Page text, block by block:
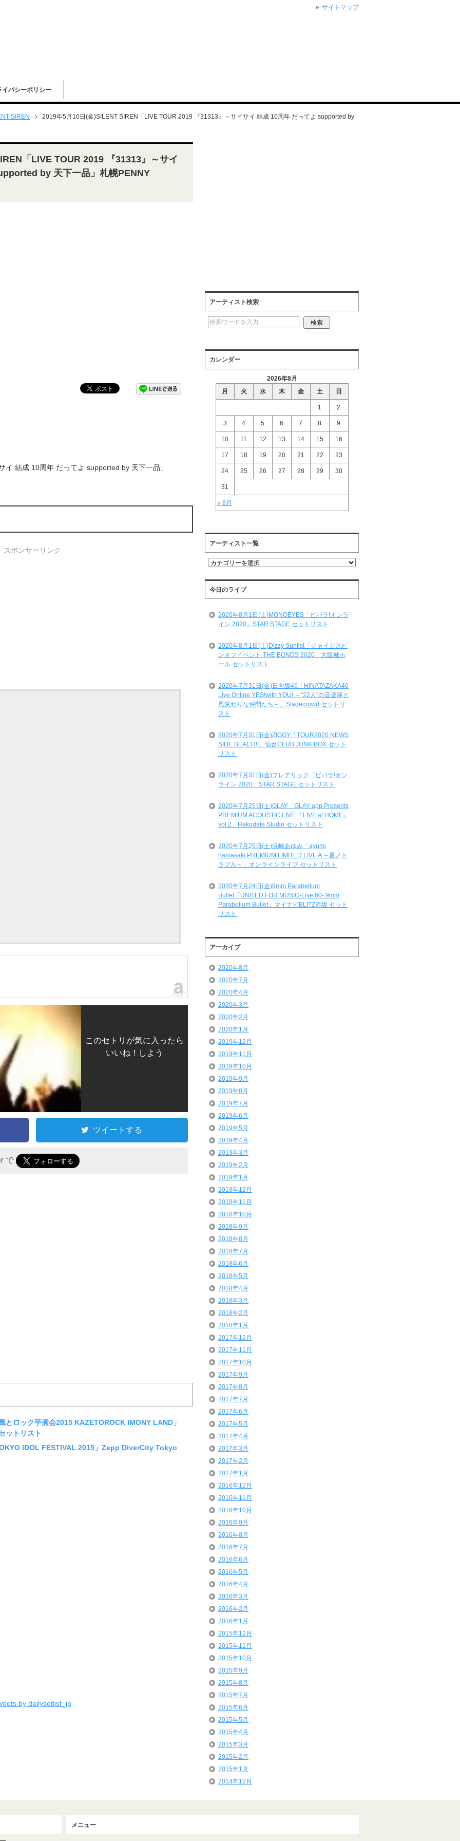
イバシーポリシー
SIREN
2019年5月10日(金)SILENT SIREN「LIVE TOUR 2019 『31313』～サイサイ 結成 10周年 だってよ supported by
「LIVE TOUR 2019 『31313』～サイ
by 天下一品」札幌PENNY
イ 結成 10周年 だってよ supported by 天下一品」
スポンサーリンク
このセトリが気に入ったら
いいね！しよう
ツイートする
で
ロック芋煮会2015 KAZETOROCK IMONY LAND」
ットリスト
IDOL FESTIVAL 2015」Zepp DiverCity Tokyo
by dailysetlist_jp
アーティスト検索
カレンダー
2026年8月
月
火 水 木 金 土 日
« 8月
1 2
3 4 5 6 7 8 9
10 11 12 13 14 15 16
17 18 19 20 21 22 23
24 25 26 27 28 29 30
31
アーティスト一覧
ア
テ
ィ
ス
一
今日のライブ
2020年8月1日(土)MONOEYES「ビバラ!オンラ
イン 2020」STAR STAGE セットリスト
2020年8月1日(土)Dizzy Sunfist「ジャイガスピ
ンオフイベント THE BONDS 2020」大阪城ホ
ール セットリスト
2020年7月31日(金)日向坂46「HINATAZAKA46
Live Online,YES!with YOU! ～”22人”の音楽隊と
風変わりな仲間たち～」Stagecrowd セットリ
スト
2020年7月31日(金)ZIGGY「TOUR2020 NEWS
SIDE BEACH!!」仙台CLUB JUNK BOX セット
リスト
2020年7月31日(金)フレデリック「ビバラ!オン
ライン 2020」STAR STAGE セットリスト
2020年7月25日(土)GLAY「GLAY app Presents
PREMIUM ACOUSTIC LIVE 『LIVE at HOME』
vol.2」Hakodate Studio セットリスト
2020年7月25日(土)浜崎あゆみ「ayumi
hamasaki PREMIUM LIMITED LIVE A ～夏ノト
ラブル～」オンラインライブ セットリスト
2020年7月24日(金)9mm Parabellum
Bullet「UNITED FOR MUSIC-Live 60- 9mm
Parabellum Bullet」マイナビBLITZ赤坂 セット
リスト
アーカイブ
2020年8月
2020年7月
2020年4月
2020年3月
2020年2月
2020年1月
2019年12月
2019年11月
2019年10月
2019年9月
2019年8月
2019年7月
2019年6月
2019年5月
2019年4月
2019年3月
2019年2月
2019年1月
2018年12月
2018年11月
2018年10月
2018年9月
2018年8月
2018年7月
2018年6月
2018年5月
2018年4月
2018年3月
2018年2月
2018年1月
2017年12月
2017年11月
2017年10月
2017年9月
2017年8月
2017年7月
2017年6月
2017年5月
2017年4月
2017年3月
2017年2月
2017年1月
2016年12月
2016年11月
2016年10月
2016年9月
2016年8月
2016年7月
2016年6月
2016年5月
2016年4月
2016年3月
2016年2月
2016年1月
2015年12月
2015年11月
2015年10月
2015年9月
2015年8月
2015年7月
2015年6月
2015年5月
2015年4月
2015年3月
2015年2月
2015年1月
2014年12月
メニュー
サイトマップ